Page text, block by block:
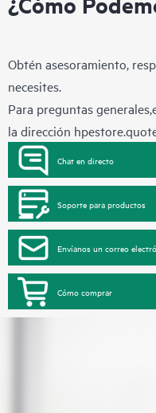
Obtén asesoramiento,
necesites.
Para preguntas
la dirección
Chat en directo
Soporte para productos
Envíanos un correo
Cómo comprar